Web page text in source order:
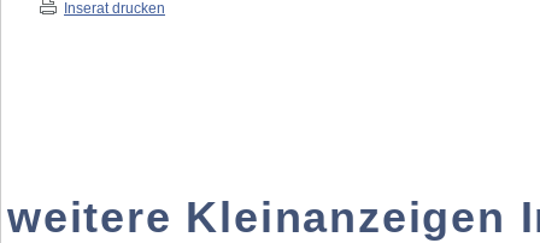
Inserat drucken
weitere Kleinanzeigen